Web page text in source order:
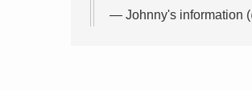
— Johnny's information